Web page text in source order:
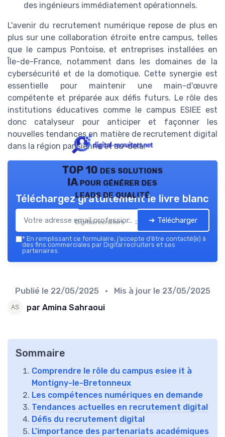
des ingénieurs immédiatement opérationnels.
L'avenir du recrutement numérique repose de plus en
plus sur une collaboration étroite entre campus, telles
que le campus Pontoise, et entreprises installées en
Île-de-France, notamment dans les domaines de la
cybersécurité et de la domotique. Cette synergie est
essentielle pour maintenir une main-d'œuvre
compétente et préparée aux défis futurs. Le rôle des
institutions éducatives comme le campus ESIEE est
donc catalyseur pour anticiper et façonner les
nouvelles tendances en matière de recrutement digital
dans la région parisienne et au-delà.
TOP 10 des solutions
IA pour générer des
leads de qualité
Digital recruiters — 2026
Téléchargez gratuitement le livre blanc
➔ Télécharger
* En remplissant ce formulaire, j’accepte d’être contacté(e) à
des fins commerciales par Digital recruiters et ses
partenaires.
Publié le 22/05/2025 • Mis à jour le 23/05/2025
par Amina Sahraoui
Sommaire
Comprendre le rôle du campus esiee it à
Montigny-le-Bretonneux
Les compétences numériques en demande
Tendances actuelles en recrutement digital
Défis du recrutement digital
L'importance des partenariats académiques